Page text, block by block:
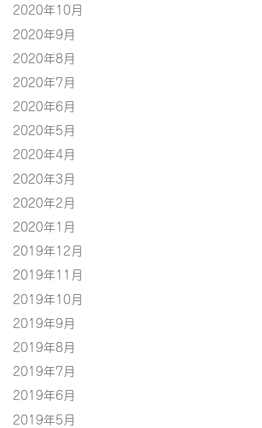
2020年10月
2020年9月
2020年8月
2020年7月
2020年6月
2020年5月
2020年4月
2020年3月
2020年2月
2020年1月
2019年12月
2019年11月
2019年10月
2019年9月
2019年8月
2019年7月
2019年6月
2019年5月